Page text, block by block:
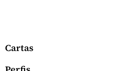
Cartas